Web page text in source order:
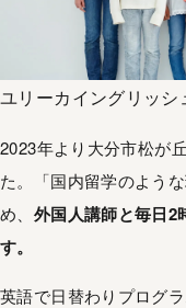
ユリーカイングリッ
2023年より大分市松が
た。「国内留学のよう
め、 外国人講師と毎日2
す。
英語で日替わりプログ